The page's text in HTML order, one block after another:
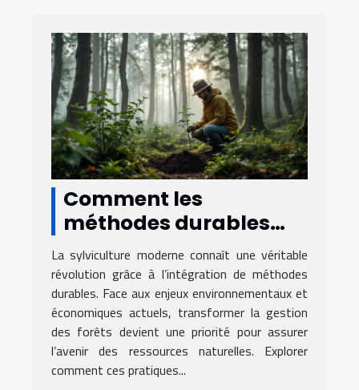
Comment les
méthodes durables
transforment-elles la
sylviculture moderne ?
La sylviculture moderne connaît une véritable
révolution grâce à l’intégration de méthodes
durables. Face aux enjeux environnementaux et
économiques actuels, transformer la gestion
des forêts devient une priorité pour assurer
l’avenir des ressources naturelles. Explorer
comment ces pratiques...